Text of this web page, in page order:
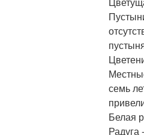
семь
Белая
Радуга